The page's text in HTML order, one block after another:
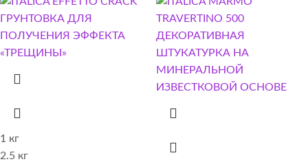
1 кг
2.5 кг